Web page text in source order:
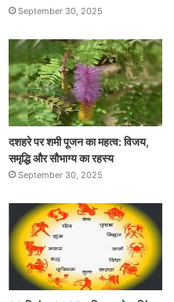
September 30, 2025
दशहरे पर शमी पूजन का महत्व: विजय,
समृद्धि और सौभाग्य का रहस्य
September 30, 2025